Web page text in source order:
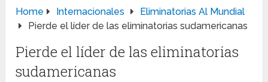
Home Internacionales
Eliminatorias Al Mundial
Pierde el líder de las eliminatorias sudamericanas
Pierde el líder de las eliminatorias
sudamericanas